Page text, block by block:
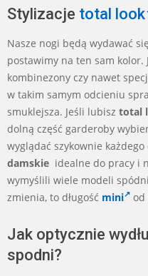
Stylizacje total look
Nasze nogi będą wydawać
postawimy na ten sam kolor.
kombinezony czy nawet
w takim samym odcieniu
smuklejsza. Jeśli lubisz total
dolną część garderoby
wyglądać szykownie każdego
damskie idealne do pracy i
wymyślili wiele modeli
zmienia, to długość mini od
Jak optycznie
spodni?